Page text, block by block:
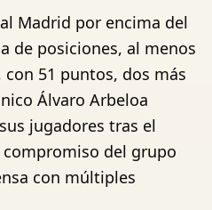
Madrid por encima del
de posiciones, al menos
51 puntos, dos más
Álvaro Arbeloa
jugadores tras el
del grupo
con múltiples